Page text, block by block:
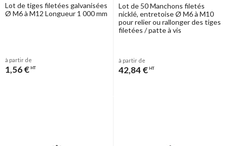
Lot de tiges filetées galvanisées
Ø M6 à M12 Longueur 1 000 mm
à partir de
1,56 € HT
Lot de 50 Manchons filetés
nicklé, entretoise Ø M6 à M10
pour relier ou rallonger des tiges
filetées / patte à vis
à partir de
42,84 € HT